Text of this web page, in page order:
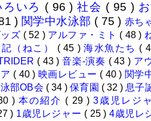
ろいろ ( 96 )社会 ( 95 )
) 関学中水泳部 ( 75 ) 赤ち
ズ ( 52 ) アルファ・ミト ( 48 )
記（ねこ） ( 45 ) 海水魚たち (
( 43 )音楽-演奏 ( 43 ) ア
ア ( 40 ) 映画レビュー ( 40 ) 関学
部OB会 ( 34 )保育園 ( 32 ) 息子
)本の紹介 ( 29 ) 3歳児レジ
) 1歳児レジャー ( 25 ) 4歳児レ